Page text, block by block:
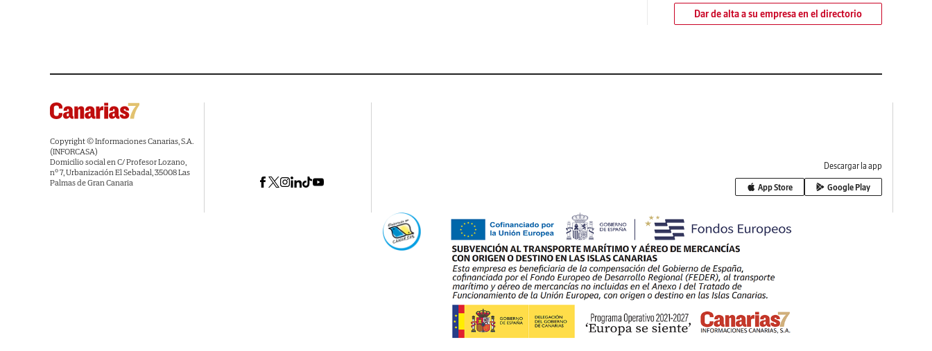
Dar de alta a su empresa en el directorio
Copyright © Informaciones Canarias, S.A.
(INFORCASA)
Domicilio social en C/ Profesor Lozano,
nº 7, Urbanización El Sebadal, 35008 Las
Palmas de Gran Canaria
Descargar la app
App Store Google Play